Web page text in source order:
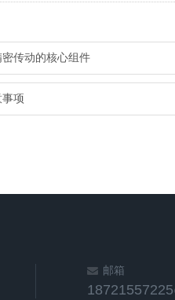
传动的核心组件
项
邮箱